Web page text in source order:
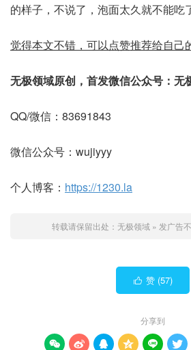
的样子，不说了，泡面太久就不能
觉得本文不错，可以点赞推荐给自己
无极领域原创，首发微信公众号：无
QQ/微信：83691843
微信公众号：wujiyyy
个人博客： https://1230.la
转载请保留出处： 无极领域 » 发广告
 赞 (57)
分享到
     